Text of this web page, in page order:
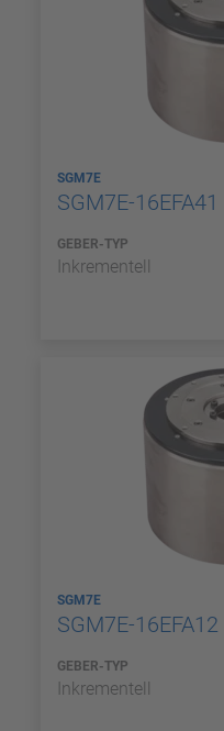
SGM7E
SGM7E-16EFA41
GEBER-TYP
Inkrementell
SGM7E
SGM7E-16EFA12
GEBER-TYP
Inkrementell